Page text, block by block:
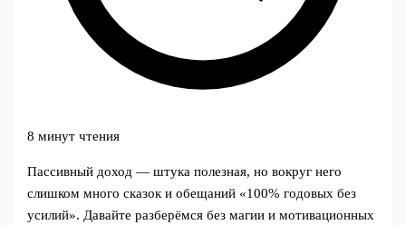
8 минут чтения
Пассивный доход — штука полезная, но вокруг него
слишком много сказок и обещаний «100% годовых без
усилий». Давайте разберёмся без магии и мотивационных